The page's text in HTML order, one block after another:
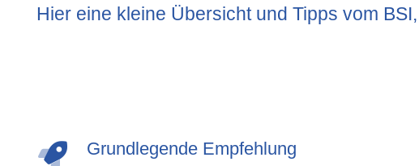
Hier eine kleine Übersicht und Tipps vom
Grundlegende Empfehlung